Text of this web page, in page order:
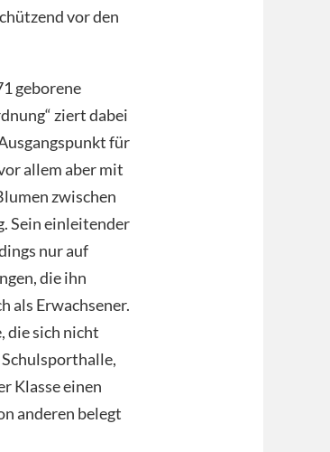
vor den
geborene
ziert dabei
für
allem aber mit
zwischen
Sein einleitender
nur auf
die ihn
als Erwachsener.
die sich nicht
Klasse einen
anderen belegt